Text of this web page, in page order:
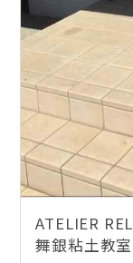
ATELIER
舞銀粘土教